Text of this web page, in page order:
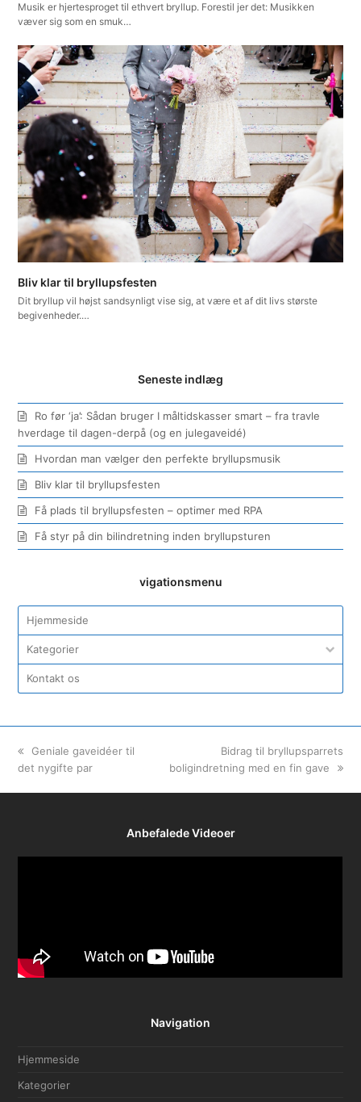
Musik er hjertesproget til ethvert bryllup. Forestil jer det: Musikken
væver sig som en smuk…
Bliv klar til bryllupsfesten
Dit bryllup vil højst sandsynligt vise sig, at være et af dit livs største
begivenheder.…
Seneste indlæg
Ro før ‘ja’: Sådan bruger I måltidskasser smart – fra travle
hverdage til dagen-derpå (og en julegaveidé)
Hvordan man vælger den perfekte bryllupsmusik
Bliv klar til bryllupsfesten
Få plads til bryllupsfesten – optimer med RPA
Få styr på din bilindretning inden bryllupsturen
vigationsmenu
Hjemmeside
Kategorier
Kontakt os
previous
post:
Geniale gaveidéer til
det nygifte par
next
post:
Bidrag til bryllupsparrets
boligindretning med en fin gave
Anbefalede Videoer
Navigation
Hjemmeside
Kategorier